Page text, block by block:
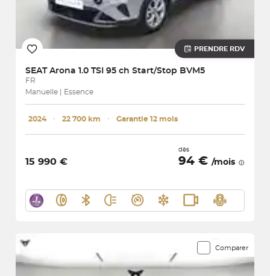
PRENDRE RDV
SEAT Arona 1.0 TSI 95 ch Start/Stop BVM5
FR
Manuelle | Essence
2024 ･ 22 700 km ･ Garantie 12 mois
15 990 €
dès
94 € /mois
Comparer